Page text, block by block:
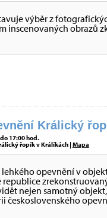
výběr z
inscenovaných obrazů
Králický
17:00 hod.
řopík v Králíkách |Mapa
opevnění v
republice
nejen samotný
československého